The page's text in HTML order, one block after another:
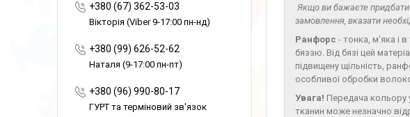
Якщо ви бажаєте придбати
замовлення, вказати
Ранфорс - тонка, м'яка і
бяззю. Від бязі цей
підвищену щільність,
особливої обробки
Увага! Передача кольору
тканин може незначно
+380 (67) 362-53-03
Вікторія (Viber 9-17:00 пн-нд)
+380 (99) 626-52-62
Наталя (9-17:00 пн-пт)
+380 (96) 990-80-17
ГУРТ та терміновий зв'язок